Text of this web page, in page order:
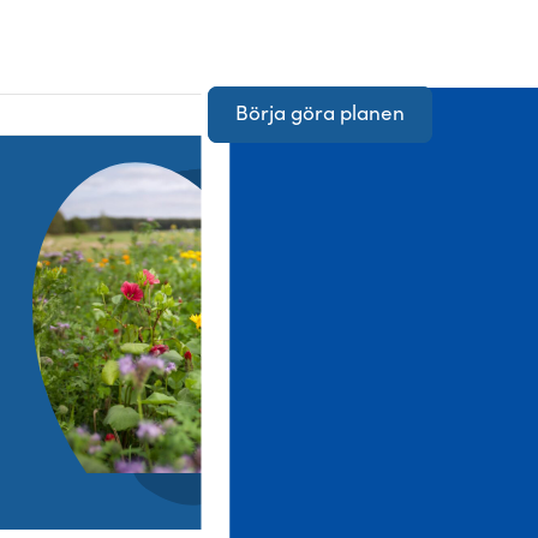
Börja göra planen